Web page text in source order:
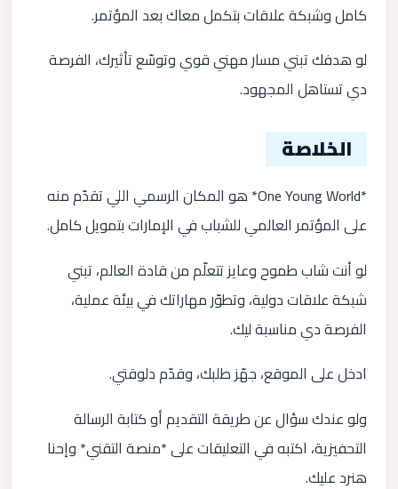
كامل وشبكة علاقات بتكمل معاك بعد المؤتمر.
لو هدفك تبني مسار مهني قوي وتوسّع تأثيرك، الفرصة
دي تستاهل المجهود.
الخلاصة
*One Young World* هو المكان الرسمي اللي تقدّم منه
على المؤتمر العالمي للشباب في الإمارات بتمويل كامل.
لو أنت شاب طموح وعايز تتعلّم من قادة العالم، تبني
شبكة علاقات دولية، وتطوّر مهاراتك في بيئة عملية،
الفرصة دي مناسبة ليك.
ادخل على الموقع، جهّز طلبك، وقدّم دلوقتي.
ولو عندك سؤال عن طريقة التقديم أو كتابة الرسالة
التحفيزية، اكتبه في التعليقات على *منصة التقني* وإحنا
هنرد عليك.